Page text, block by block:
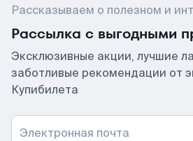
Рассказываем о полезном и
Рассылка с выгодными
Эксклюзивные акции, лучшие
заботливые рекомендации от
Купибилета
Электронная почта